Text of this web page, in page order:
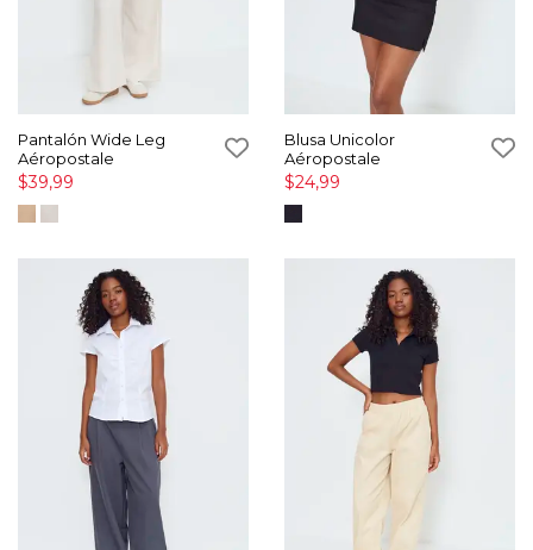
Pantalón Wide Leg
Aéropostale
$39,99
Blusa Unicolor
Aéropostale
$24,99